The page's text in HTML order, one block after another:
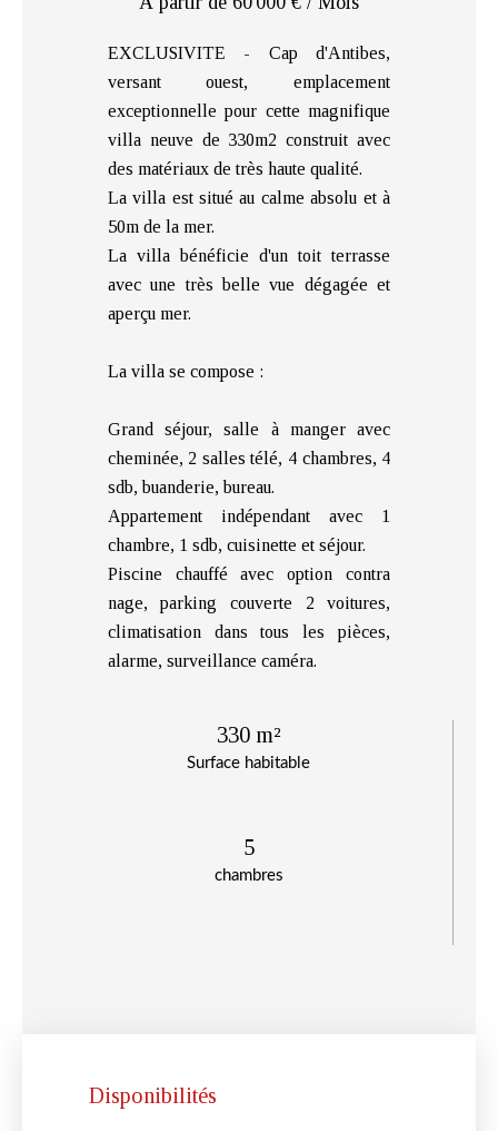
Surface habitable
330 m²
chambres
5
EXCLUSIVITE - Cap d'Antibes,
versant ouest, emplacement
exceptionnelle pour cette magnifique
villa neuve de 330m2 construit avec
des matériaux de très haute qualité.
La villa est situé au calme absolu et à
50m de la mer.
La villa bénéficie d'un toit terrasse
avec une très belle vue dégagée et
aperçu mer.
La villa se compose :
Grand séjour, salle à manger avec
cheminée, 2 salles télé, 4 chambres, 4
sdb, buanderie, bureau.
Appartement indépendant avec 1
chambre, 1 sdb, cuisinette et séjour.
Piscine chauffé avec option contra
nage, parking couverte 2 voitures,
climatisation dans tous les pièces,
alarme, surveillance caméra.
Disponibilités